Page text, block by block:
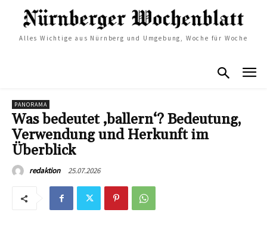
Alles Wichtige aus Nürnberg und Umgebung, Woche für Woche
PANORAMA
Was bedeutet ‚ballern‘? Bedeutung,
Verwendung und Herkunft im
Überblick
redaktion 25.07.2026